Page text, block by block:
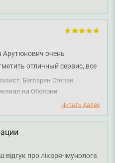
Арутюнович очень
отличный сервис, все
Бегларян Степан
на Оболони
Читать далее
про лікаря-імунолога